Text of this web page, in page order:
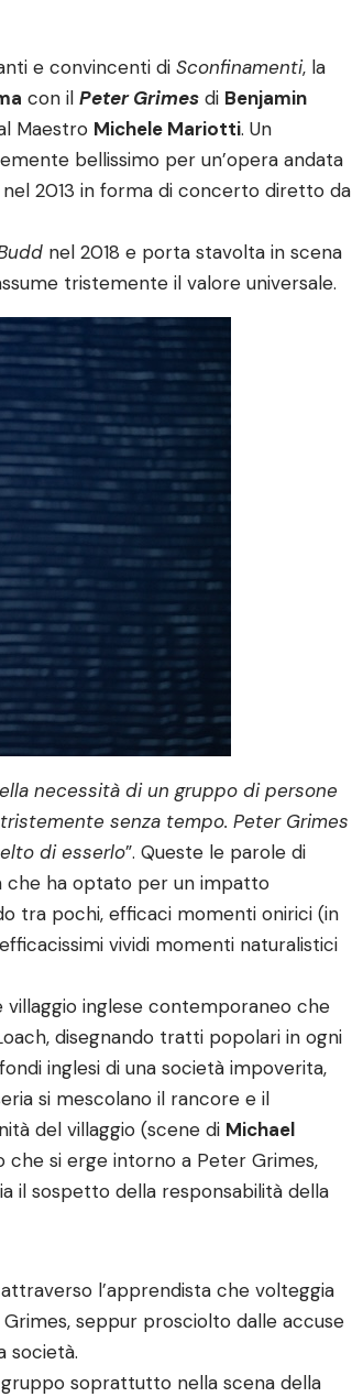
e convincenti di Sconfinamenti, la
con il Peter Grimes di Benjamin
Maestro Michele Mariotti. Un
bellissimo per un’opera andata
nel 2013 in forma di concerto diretto da
nel 2018 e porta stavolta in scena
tristemente il valore universale.
necessità di un gruppo di persone
senza tempo. Peter Grimes
di esserlo”. Queste le parole di
che ha optato per un impatto
tra pochi, efficaci momenti onirici (in
vividi momenti naturalistici
inglese contemporaneo che
disegnando tratti popolari in ogni
inglesi di una società impoverita,
si mescolano il rancore e il
del villaggio (scene di Michael
che si erge intorno a Peter Grimes,
il sospetto della responsabilità della
l’apprendista che volteggia
seppur prosciolto dalle accuse
società.
soprattutto nella scena della